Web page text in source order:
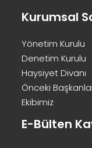
Kurumsal
Yönetim Kurulu
Denetim Kurulu
Haysiyet Divanı
Önceki
Ekibimiz
E-Bülten